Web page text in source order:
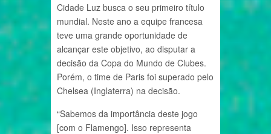
Cidade Luz busca o seu primeiro título
mundial. Neste ano a equipe francesa
teve uma grande oportunidade de
alcançar este objetivo, ao disputar a
decisão da Copa do Mundo de Clubes.
Porém, o time de Paris foi superado pelo
Chelsea (Inglaterra) na decisão.
“Sabemos da importância deste jogo
[com o Flamengo]. Isso representa